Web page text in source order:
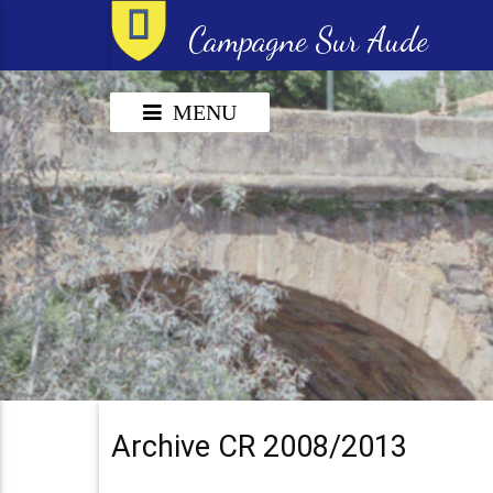
Campagne Sur Aude
MENU
Archive CR 2008/2013